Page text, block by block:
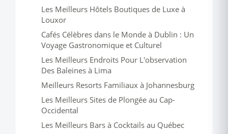
Les Meilleurs Hôtels Boutiques de Luxe à
Louxor
Cafés Célèbres dans le Monde à Dublin : Un
Voyage Gastronomique et Culturel
Les Meilleurs Endroits Pour L'observation
Des Baleines à Lima
Meilleurs Resorts Familiaux à Johannesburg
Les Meilleurs Sites de Plongée au Cap-
Occidental
Les Meilleurs Bars à Cocktails au Québec